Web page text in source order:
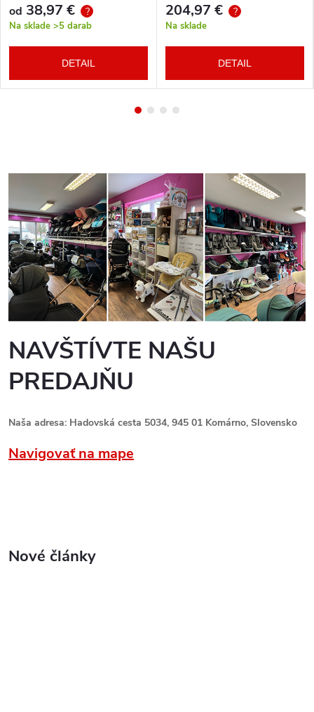
od 38,97 € ?
Na sklade >5 darab
DETAIL
204,97 € ?
Na sklade
DETAIL
NAVŠTÍVTE NAŠU
PREDAJŇU
Naša adresa: Hadovská cesta 5034, 945 01 Komárno, Slovensko
Navigovať na mape
Nové články